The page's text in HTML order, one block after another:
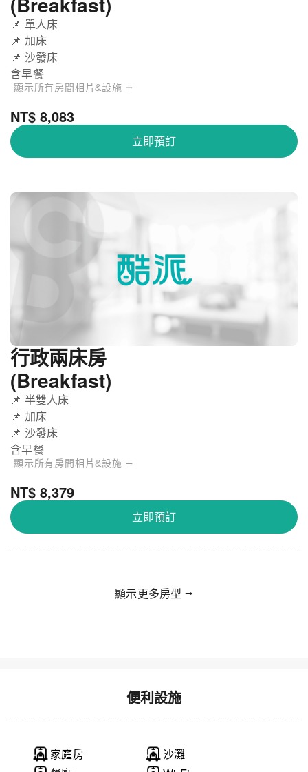
📌 單人床
📌 加床
📌 沙發床
含早餐
顯示所有房間相片&設施 ⭢
NT$ 8,083
立即預訂
行政兩床房
(Breakfast)
📌 半雙人床
📌 加床
📌 沙發床
含早餐
顯示所有房間相片&設施 ⭢
NT$ 8,379
立即預訂
顯示更多房型 ⭢
便利設施
家庭房
沙灘